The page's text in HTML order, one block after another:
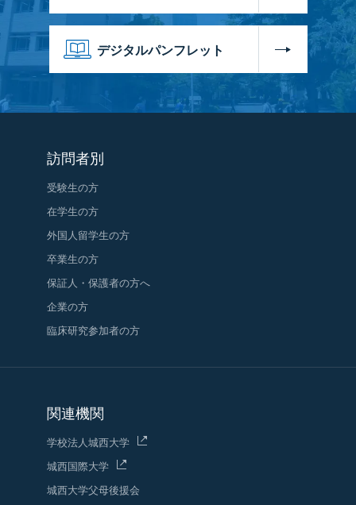
デジタルパンフレット
訪問者別
受験生の方
在学生の方
外国人留学生の方
卒業生の方
保証人・保護者の方へ
企業の方
臨床研究参加者の方
関連機関
学校法人城西大学
城西国際大学
城西大学父母後援会